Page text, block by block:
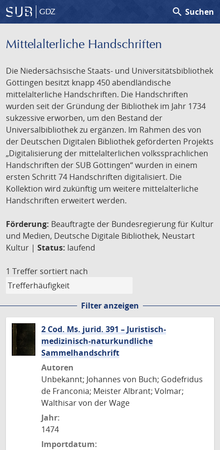
GDZ search Suchen
Mittelalterliche Handschriften
Die Niedersächsische Staats- und Universitätsbibliothek
Göttingen besitzt knapp 450 abendländische
mittelalterliche Handschriften. Die Handschriften
wurden seit der Gründung der Bibliothek im Jahr 1734
sukzessive erworben, um den Bestand der
Universalbibliothek zu ergänzen. Im Rahmen des von
der Deutschen Digitalen Bibliothek geförderten Projekts
„Digitalisierung der mittelalterlichen volkssprachlichen
Handschriften der SUB Göttingen“ wurden in einem
ersten Schritt 74 Handschriften digitalisiert. Die
Kollektion wird zukünftig um weitere mittelalterliche
Handschriften erweitert werden.
Förderung: Beauftragte der Bundesregierung für Kultur
und Medien, Deutsche Digitale Bibliothek, Neustart
Kultur | Status: laufend
1 Treffer sortiert nach
Filter anzeigen
2 Cod. Ms. jurid. 391 – Juristisch-
medizinisch-naturkundliche
Sammelhandschrift
Autoren
Unbekannt; Johannes von Buch; Godefridus
de Franconia; Meister Albrant; Volmar;
Walthisar von der Wage
Jahr:
1474
Importdatum: